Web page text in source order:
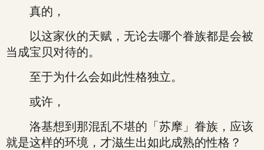
真的，
以这家伙的天赋，无论去哪个眷族都是会被
当成宝贝对待的。
至于为什么会如此性格独立。
或许，
洛基想到那混乱不堪的「苏摩」眷族，应该
就是这样的环境，才滋生出如此成熟的性格？